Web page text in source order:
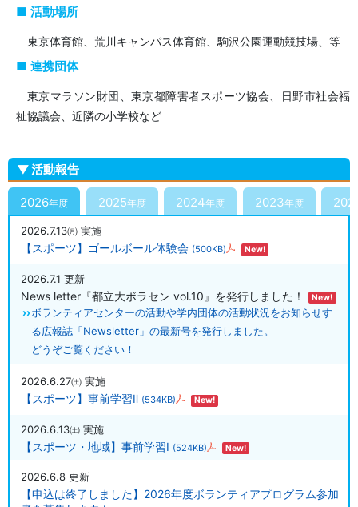
活動場所
東京体育館、荒川キャンパス体育館、駒沢公園運動競技場、等
連携団体
東京マラソン財団、東京都障害者スポーツ協会、日野市社会福
祉協議会、近隣の小学校など
活動報告
2026年度 2025年度 2024年度 2023年度
2026.7.13㈪ 実施
【スポーツ】ゴールボール体験会 (500KB) New!
2026.7.1 更新
News letter『都立大ボラセン vol.10』を発行しました！ New!
ボランティアセンターの活動や学内団体の活動状況をお知らせす
る広報誌「Newsletter」の最新号を発行しました。
どうぞご覧ください！
2026.6.27㈯ 実施
【スポーツ】事前学習Ⅱ (534KB) New!
2026.6.13㈯ 実施
【スポーツ・地域】事前学習Ⅰ (524KB) New!
2026.6.8 更新
【申込は終了しました】2026年度ボランティアプログラム参加